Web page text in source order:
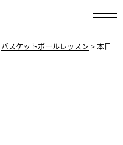
バスケットボールレッスン >本日